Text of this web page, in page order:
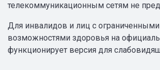
телекоммуникационным сетям не
Для инвалидов и лиц с ограниченными
возможностями здоровья на
функционирует версия для